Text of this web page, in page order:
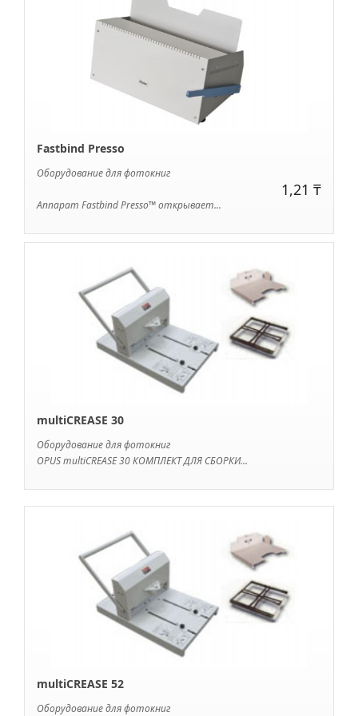
Fastbind Presso
Оборудование для фотокниг
1,21 ₸
Аппарат Fastbind Presso™ открывает...
multiCREASE 30
Оборудование для фотокниг
OPUS multiCREASE 30 КОМПЛЕКТ ДЛЯ СБОРКИ...
multiCREASE 52
Оборудование для фотокниг